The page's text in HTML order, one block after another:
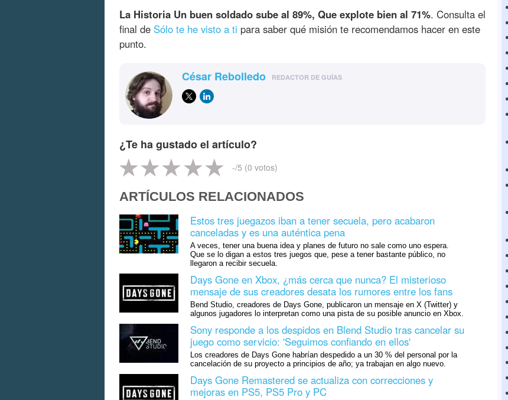
La Historia Un buen soldado sube al 89%, Que explote bien al 71%. Consulta el
final de Sólo te he visto a ti para saber qué misión te recomendamos hacer en este
punto.
César Rebolledo REDACTOR DE GUÍAS
¿Te ha gustado el artículo?
-/5 (0 votos)
ARTÍCULOS RELACIONADOS
Estos tres juegazos iban a tener secuela, pero acabaron
canceladas y es una auténtica pena
A veces, tener una buena idea y planes de futuro no sale como uno espera.
Que se lo digan a estos tres juegos que, pese a tener bastante público, no
llegaron a recibir secuela.
Days Gone en Xbox, ¿más cerca que nunca? El misterioso
mensaje de sus creadores desata los rumores entre los fans
Bend Studio, creadores de Days Gone, publicaron un mensaje en X (Twitter) y
algunos jugadores lo interpretan como una pista de su posible anuncio en Xbox.
Sony responde a los despidos en Blend Studio tras cancelar su
juego como servicio: 'Seguimos confiando en ellos'
Los creadores de Days Gone habrían despedido a un 30 % del personal por la
cancelación de su proyecto a principios de año; ya trabajan en algo nuevo.
Days Gone Remastered se actualiza con correcciones y
mejoras en PS5, PS5 Pro y PC